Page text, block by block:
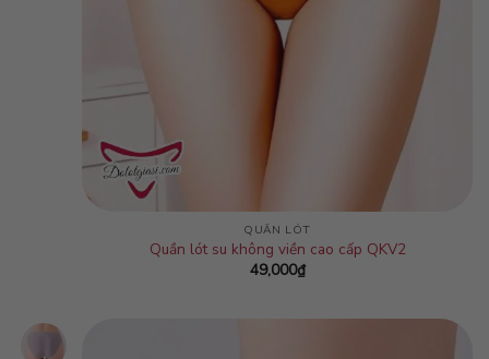
QUẦN LÓT
Quần lót su không viền cao cấp QKV2
49,000₫